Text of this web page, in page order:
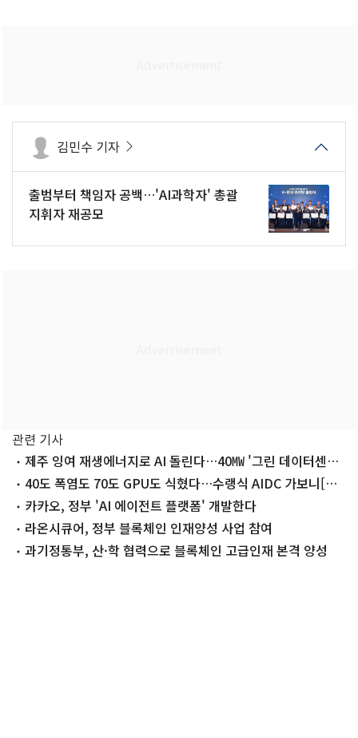
김민수 기자
출범부터 책임자 공백…'AI과학자' 총괄
지휘자 재공모
관련 기사
제주 잉여 재생에너지로 AI 돌린다…40㎿ '그린 데이터센터'
첫 발
40도 폭염도 70도 GPU도 식혔다…수랭식 AIDC 가보니[르
포]카카오, 정부 'AI 에이전트 플랫폼' 개발한다
라온시큐어, 정부 블록체인 인재양성 사업 참여
과기정통부, 산·학 협력으로 블록체인 고급인재 본격 양성